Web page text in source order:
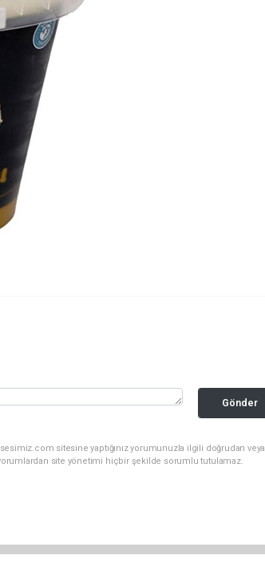
Gönder
sitesine yaptığınız yorumunuzla ilgili doğrudan veya
site yönetimi hiçbir şekilde sorumlu tutulamaz.